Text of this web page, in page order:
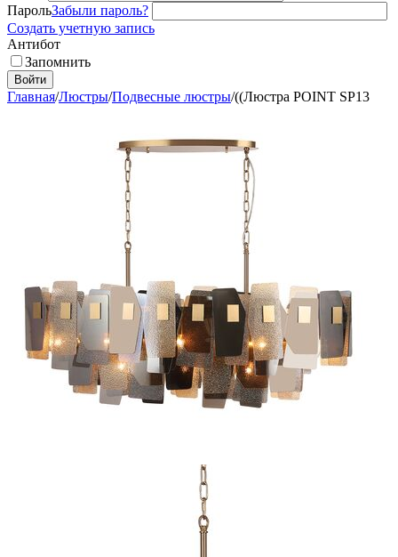
ПарольЗабыли пароль?
Создать учетную запись
Антибот
Запомнить
Войти
Главная/Люстры/Подвесные люстры/((Люстра POINT SP13